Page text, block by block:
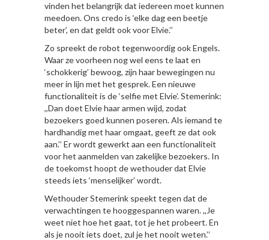
vinden het belangrijk dat iedereen moet kunnen
meedoen. Ons credo is ‘elke dag een beetje
beter’, en dat geldt ook voor Elvie.’’
Zo spreekt de robot tegenwoordig ook Engels.
Waar ze voorheen nog wel eens te laat en
‘schokkerig’ bewoog, zijn haar bewegingen nu
meer in lijn met het gesprek. Een nieuwe
functionaliteit is de ‘selfie met Elvie’. Stemerink:
,,Dan doet Elvie haar armen wijd, zodat
bezoekers goed kunnen poseren. Als iemand te
hardhandig met haar omgaat, geeft ze dat ook
aan.’’ Er wordt gewerkt aan een functionaliteit
voor het aanmelden van zakelijke bezoekers. In
de toekomst hoopt de wethouder dat Elvie
steeds iets ‘menselijker’ wordt.
Wethouder Stemerink speekt tegen dat de
verwachtingen te hooggespannen waren. ,,Je
weet niet hoe het gaat, tot je het probeert. En
als je nooit iets doet, zul je het nooit weten.’’